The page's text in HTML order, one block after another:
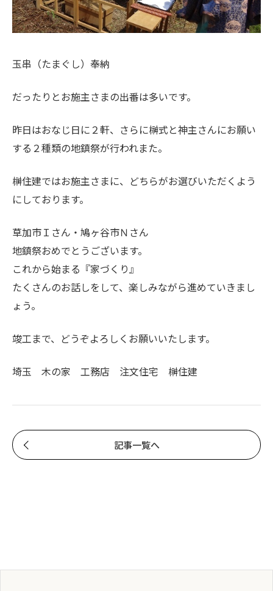
玉串（たまぐし）奉納
だったりとお施主さまの出番は多いです。
昨日はおなじ日に２軒、さらに榊式と神主さんにお願い
する２種類の地鎮祭が行われまた。
榊住建ではお施主さまに、どちらがお選びいただくよう
にしております。
草加市Ｉさん・鳩ヶ谷市Ｎさん
地鎮祭おめでとうございます。
これから始まる『家づくり』
たくさんのお話しをして、楽しみながら進めていきまし
ょう。
竣工まで、どうぞよろしくお願いいたします。
埼玉 木の家 工務店 注文住宅 榊住建
記事一覧へ